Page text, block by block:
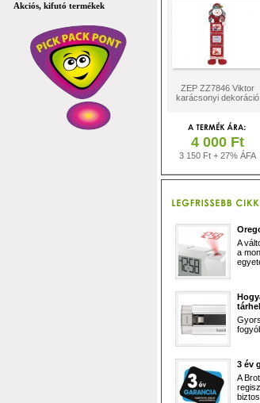
Akciós, kifutó termékek
ZEP ZZ7846 Viktor
karácsonyi dekoráció
4 000 Ft
3 150 Ft + 27% ÁFA
A
a
3 év
A